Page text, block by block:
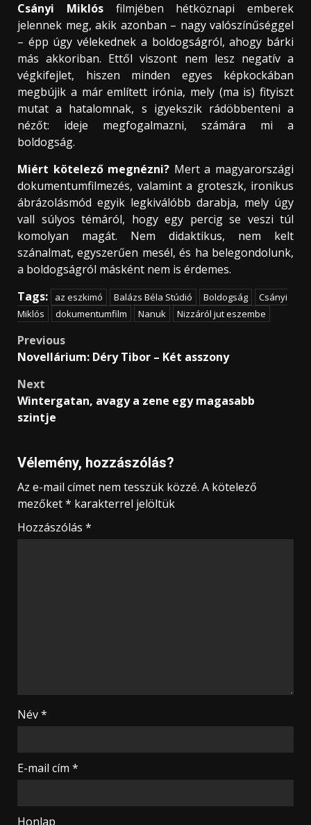
Csányi Miklósfilmjében hétköznapi emberek
jelennek meg, akik azonban – nagy valószínűséggel
– épp úgy vélekednek a boldogságról, ahogy bárki
más akkoriban. Ettől viszont nem lesz negatív a
végkifejlet, hiszen minden egyes képkockában
megbújik a már említett irónia, mely (ma is) fityiszt
mutat a hatalomnak, s igyekszik rádöbbenteni a
nézőt: ideje megfogalmazni, számára mi a
boldogság.
Miért kötelező megnézni? Mert a magyarországi
dokumentumfilmezés, valamint a groteszk, ironikus
ábrázolásmód egyik legkiválóbb darabja, mely úgy
vall súlyos témáról, hogy egy percig se veszi túl
komolyan magát. Nem didaktikus, nem kelt
szánalmat, egyszerűen mesél, és ha belegondolunk,
a boldogságról másként nem is érdemes.
Tags:
az eszkimó Balázs Béla Stúdió Boldogság
Csányi
Miklós
dokumentumfilm Nanuk Nizzáról jut eszembe
Post
navigation
Previous
Novellárium: Déry Tibor – Két asszony
Next
Wintergatan, avagy a zene egy magasabb
szintje
Vélemény, hozzászólás?
Az e-mail címet nem tesszük közzé. A kötelező
mezőket* karakterrel jelöltük
Hozzászólás *
Név*
E-mail cím *
Honlap